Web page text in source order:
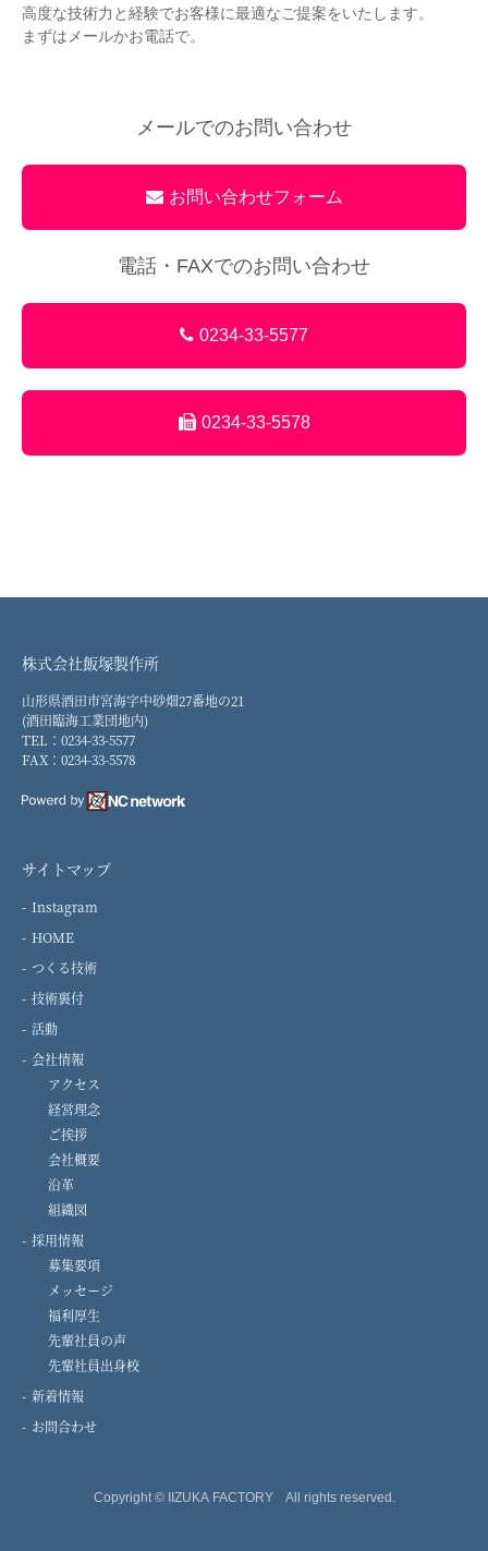
高度な技術力と経験でお客様に最適なご提案をいたします。
まずはメールかお電話で。
メールでのお問い合わせ
お問い合わせフォーム
電話・FAXでのお問い合わせ
0234-33-5577
0234-33-5578
株式会社飯塚製作所
山形県酒田市宮海字中砂畑27番地の21
(酒田臨海工業団地内)
TEL：0234-33-5577
FAX：0234-33-5578
サイトマップ
Instagram
HOME
つくる技術
技術裏付
活動
会社情報
アクセス
経営理念
ご挨拶
会社概要
沿革
組織図
採用情報
募集要項
メッセージ
福利厚生
先輩社員の声
先輩社員出身校
新着情報
お問合わせ
Copyright © IIZUKA FACTORY All rights reserved.